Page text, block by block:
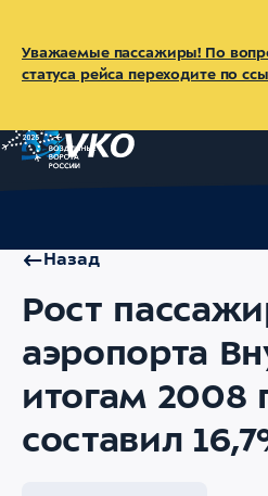
Уважаемые пассажиры! По
статуса рейса переходите по
Назад
Рост
аэропорта
итогам 2008
составил